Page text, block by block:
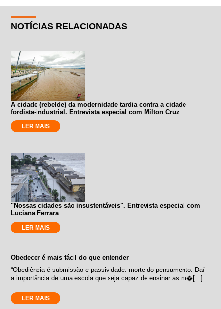
NOTÍCIAS RELACIONADAS
A cidade (rebelde) da modernidade tardia contra a cidade
fordista-industrial. Entrevista especial com Milton Cruz
LER MAIS
"Nossas cidades são insustentáveis". Entrevista especial com
Luciana Ferrara
LER MAIS
Obedecer é mais fácil do que entender
“Obediência é submissão e passividade: morte do pensamento. Daí
a importância de uma escola que seja capaz de ensinar as m�[...]
LER MAIS